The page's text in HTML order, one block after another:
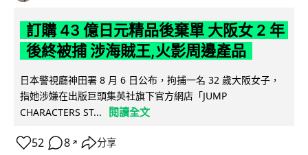
訂購 43 億日元精品後棄單 大阪女 2 年
後終被捕 涉海賊王,火影周邊產品
日本警視廳神田署 8 月 6 日公布，拘捕一名 32 歲大阪女子，
指她涉嫌在出版巨頭集英社旗下官方網店「JUMP
CHARACTERS ST...
閱讀全文
52 8 ↗ 分享